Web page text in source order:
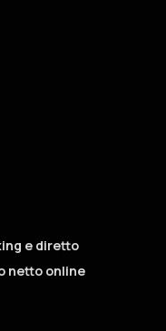
e diretto
netto online